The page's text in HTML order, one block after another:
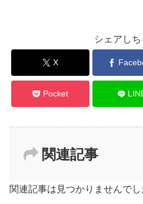
シェアしち
X
Pocket
関連記事
関連記事は見つかりませんでし